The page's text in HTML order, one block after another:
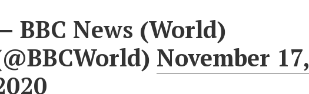
BBC News (World)
November 17,